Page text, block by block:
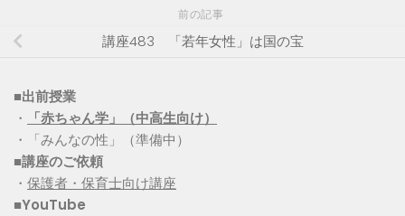
前の記事
講座483 「若年女性」は国の宝
■出前授業
・
「赤ちゃん学」（中高生向け）
・「みんなの性」（準備中）
■講座のご依頼
・ 保護者・保育士向け講座
■YouTube